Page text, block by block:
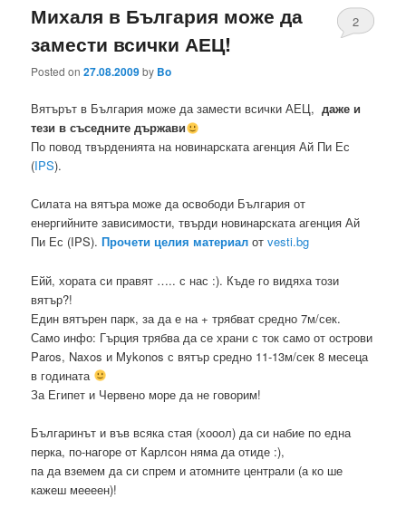
Михаля в България може да
замести всички АЕЦ!
Posted on27.08.2009by Bo
2
Вятърът в България може да замести всички АЕЦ,даже и
тези в съседните държави
По повод твърденията на новинарската агенция Ай Пи Ес
(IPS).
Силата на вятъра може да освободи България от
енергийните зависимости, твърди новинарската агенция Ай
Пи Ес (IPS).Прочети целия материал отvesti.bg
Ейй, хората си правят ….. с нас :). Къде го видяха този
вятър?!
Един вятърен парк, за да е на + трябват средно 7м/сек.
Само инфо: Гърция трябва да се храни с ток само от острови
Paros, Naxos и Mykonos с вятър средно 11-13м/сек 8 месеца
в годината
За Египет и Червено море да не говорим!
Българинът и във всяка стая (хооол) да си набие по една
перка, по-нагоре от Карлсон няма да отиде :),
па да вземем да си спрем и атомните централи (а ко ше
кажеш меееен)!